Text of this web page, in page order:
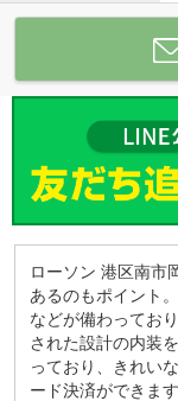
ローソン 港区南市
あるのもポイント
などが備わってお
された設計の内装
っており、きれい
ード決済ができま